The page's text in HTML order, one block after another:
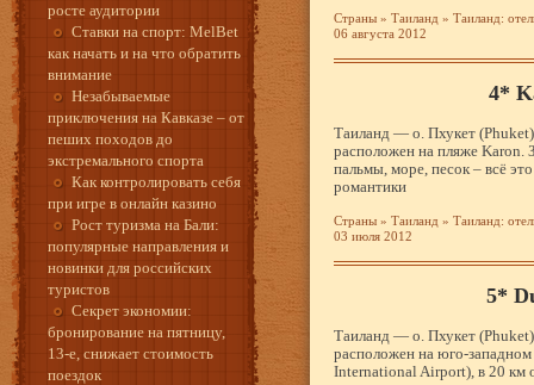
росте аудитории
Ставки на спорт: MelBet
как начать и на что обратить
внимание
Незабываемые
приключения на Кавказе – от
пеших походов до
экстремального спорта
Как контролировать себя
при игре в онлайн казино
Рост туризма на Бали:
популярные направления и
новинки для российских
туристов
Секрет экономии:
бронирование на пятницу,
13-е, снижает стоимость
поездок
Страны » Таиланд » Таиланд:
06 августа 2012
4*
Таиланд — о. Пхукет
расположен на пляже Karon.
пальмы, море, песок – всё
романтики
Страны » Таиланд » Таиланд:
03 июля 2012
5*
Таиланд — о. Пхукет
расположен на юго-
International Airport), в 20 км